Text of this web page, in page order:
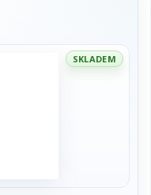
SKLADEM